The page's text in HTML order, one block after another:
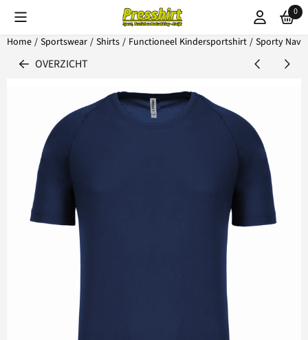
Cookievoorkeuren zijn beschikbaar. Kies instellingen of sta alle 0
Home / Sportswear / Shirts / Functioneel Kindersportshirt / Sporty Navy
OVERZICHT